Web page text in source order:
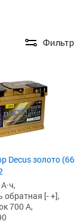
Фильтр
Decus золото (66
обратная [- +],
700 А,